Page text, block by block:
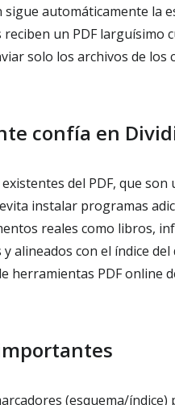
sigue automáticamente la
reciben un PDF larguísimo
solo los archivos de
confía en
del PDF, que
instalar programas
reales como libros,
alineados con el índice
herramientas PDF online
(esquema/